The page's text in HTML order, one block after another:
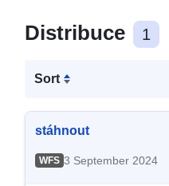
Distribuce 1
Sort
stáhnout
WFS 3 September 2024